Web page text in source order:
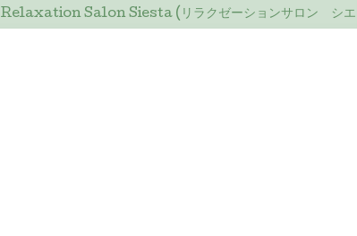
Relaxation Salon Siesta (リラクゼーションサロン シエ